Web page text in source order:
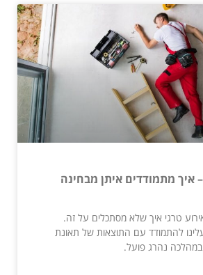
איך מתמודדים איתן מבחינה
טרגי איך שלא מסתכלים על זה.
להתמודד עם התוצאות של תאונת
נהרג פועל.